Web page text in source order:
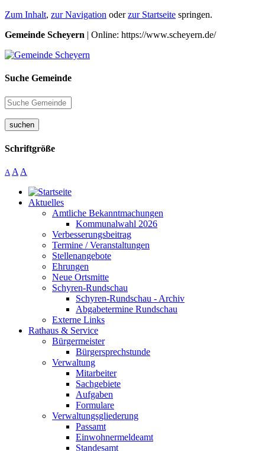
Zum Inhalt, zur Navigation oderzur Startseite springen.
Gemeinde Scheyern | Online: https://www.scheyern.de/
Suche Gemeinde
suchen
Schriftgröße
A A A
Aktuelles
Amtliche Bekanntmachungen
Kommunalwahl 2026
Verbesserungsbeitrag
Termine / Veranstaltungen
Stellenangebote
Ehrungen
Neue Ortsmitte
Schyren-Rundschau
Schyren-Rundschau - Archiv
Abgabetermine Rundschau
Externe Links
Rathaus & Service
Bürgermeister
Bürgersprechstunde
Verwaltung
Mitarbeiter
Sachgebiete
Aufgaben
Formulare
Verwaltungsgliederung
Passamt
Einwohnermeldeamt
Standesamt